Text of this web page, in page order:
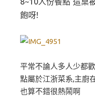
飽呀!
平常不論人多人少都
點屬於江浙菜系,主廚
也算不錯很熱鬧啊